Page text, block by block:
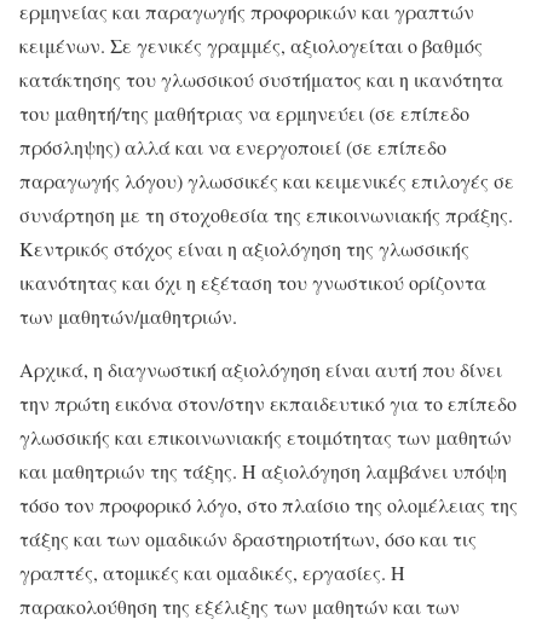
ερμηνείας και παραγωγής προφορικών και γραπτών
κειμένων. Σε γενικές γραμμές, αξιολογείται ο βαθμός
κατάκτησης του γλωσσικού συστήματος και η ικανότητα
του μαθητή/της μαθήτριας να ερμηνεύει (σε επίπεδο
πρόσληψης) αλλά και να ενεργοποιεί (σε επίπεδο
παραγωγής λόγου) γλωσσικές και κειμενικές επιλογές σε
συνάρτηση με τη στοχοθεσία της επικοινωνιακής πράξης.
Κεντρικός στόχος είναι η αξιολόγηση της γλωσσικής
ικανότητας και όχι η εξέταση του γνωστικού ορίζοντα
των μαθητών/μαθητριών.
Αρχικά, η διαγνωστική αξιολόγηση είναι αυτή που δίνει
την πρώτη εικόνα στον/στην εκπαιδευτικό για το επίπεδο
γλωσσικής και επικοινωνιακής ετοιμότητας των μαθητών
και μαθητριών της τάξης. Η αξιολόγηση λαμβάνει υπόψη
τόσο τον προφορικό λόγο, στο πλαίσιο της ολομέλειας της
τάξης και των ομαδικών δραστηριοτήτων, όσο και τις
γραπτές, ατομικές και ομαδικές, εργασίες. Η
παρακολούθηση της εξέλιξης των μαθητών και των